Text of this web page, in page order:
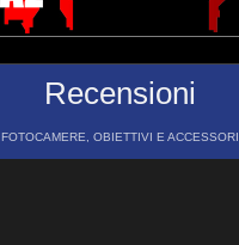
Recensioni
FOTOCAMERE, OBIETTIVI E ACCESSORI